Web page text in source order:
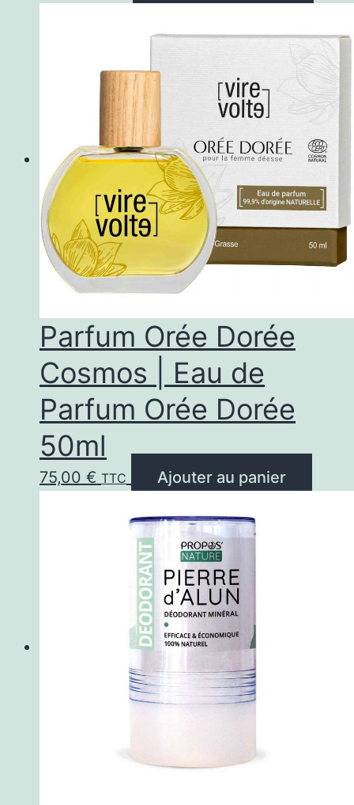
Parfum Orée Dorée
Cosmos | Eau de
Parfum Orée Dorée
50ml
75,00 € TTC Ajouter au panier